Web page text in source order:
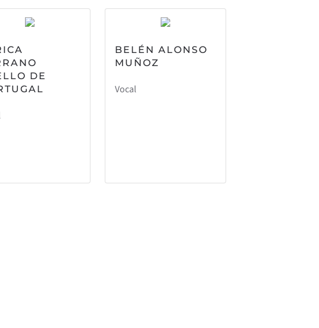
DE
BELÉN ALONSO
MUÑOZ
Vocal